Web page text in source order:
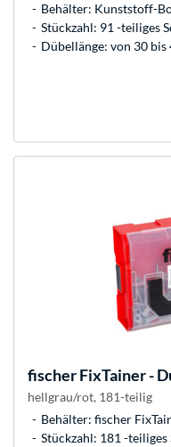
Behälter: Kunststoff-
Stückzahl: 91 -teiliges
Dübellänge: von 30 bis
fischerFixTainer -
hellgrau/rot, 181-teilig
Behälter: fischer
Stückzahl: 181 -